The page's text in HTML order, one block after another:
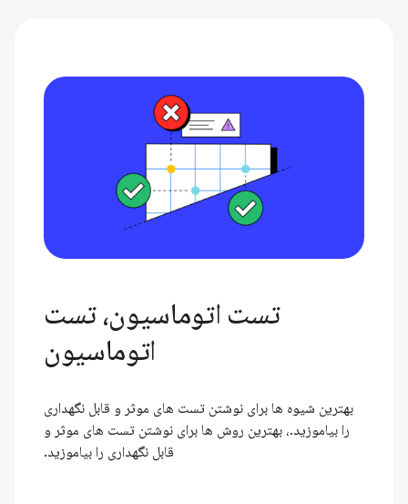
تست اتوماسیون، تست
اتوماسیون
بهترین شیوه ها برای نوشتن تست های موثر و قابل نگهداری
را بیاموزید.، بهترین روش ها برای نوشتن تست های موثر و
قابل نگهداری را بیاموزید.